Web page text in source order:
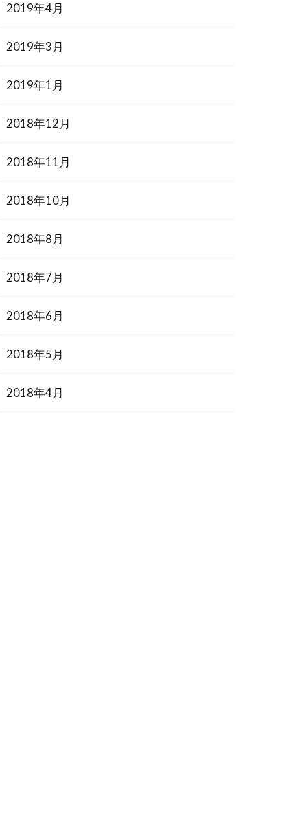
2019年4月
2019年3月
2019年1月
2018年12月
2018年11月
2018年10月
2018年8月
2018年7月
2018年6月
2018年5月
2018年4月